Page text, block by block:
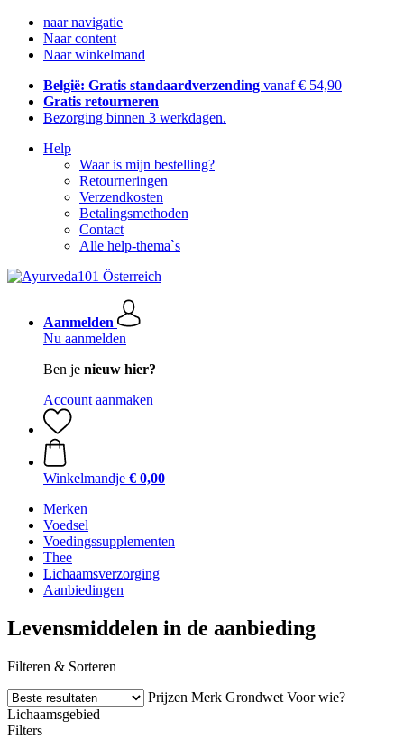
naar navigatie
Naar content
Naar winkelmand
België: Gratis standaardverzending vanaf € 54,90
Gratis retourneren
Bezorging binnen 3 werkdagen.
Help
Waar is mijn bestelling?
Retourneringen
Verzendkosten
Betalingsmethoden
Contact
Alle help-thema`s
Aanmelden
Nu aanmelden
Ben je nieuw hier?
Account aanmaken
Winkelmandje € 0,00
Merken
Voedsel
Voedingssupplementen
Thee
Lichaamsverzorging
Aanbiedingen
Levensmiddelen in de aanbieding
Filteren & Sorteren
Prijzen Merk Grondwet Voor wie?
Lichaamsgebied
Filters